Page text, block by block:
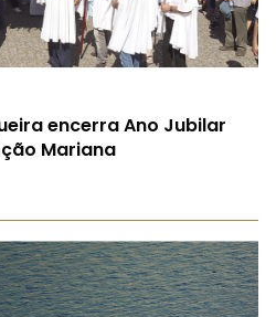
encerra Ano Jubilar
Mariana